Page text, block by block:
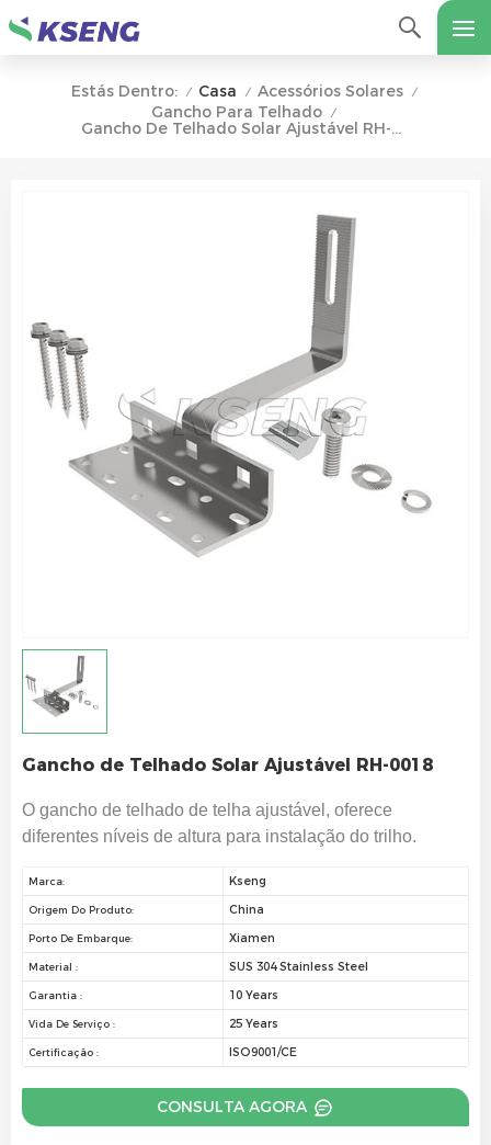
Estás Dentro: / Casa / Acessórios Solares /
Gancho Para Telhado /
Gancho De Telhado Solar Ajustável RH-0018
Gancho de Telhado Solar Ajustável RH-0018
O gancho de telhado de telha ajustável, oferece
diferentes níveis de altura para instalação do trilho.
Marca: Kseng
Origem Do Produto: China
Porto De Embarque: Xiamen
Material : SUS 304 Stainless Steel
Garantia : 10 Years
Vida De Serviço : 25 Years
Certificação : ISO9001/CE
CONSULTA AGORA